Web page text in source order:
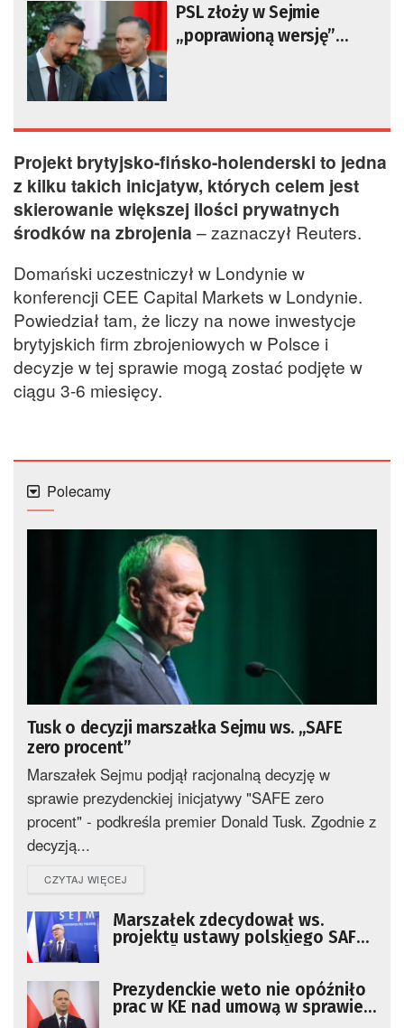
PSL złoży w Sejmie
„poprawioną wersję”
Projekt brytyjsko-fińsko-holenderski to jedna
z kilku takich inicjatyw, których celem jest
skierowanie większej ilości prywatnych
środków na zbrojenia – zaznaczył Reuters.
Domański uczestniczył w Londynie w
konferencji CEE Capital Markets w Londynie.
Powiedział tam, że liczy na nowe inwestycje
brytyjskich firm zbrojeniowych w Polsce i
decyzje w tej sprawie mogą zostać podjęte w
ciągu 3-6 miesięcy.
Polecamy
Tusk o decyzji marszałka Sejmu ws. „SAFE
zero procent”
Marszałek Sejmu podjął racjonalną decyzję w
sprawie prezydenckiej inicjatywy "SAFE zero
procent" - podkreśla premier Donald Tusk. Zgodnie z
decyzją...
CZYTAJ WIĘCEJ
Marszałek zdecydował ws.
projektu ustawy polskiego SAFE
Prezydenckie weto nie opóźniło
prac w KE nad umową w sprawie